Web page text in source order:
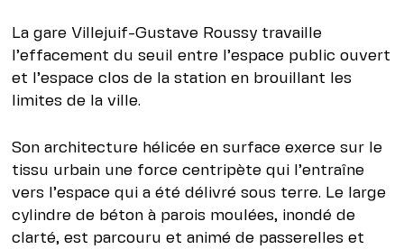
La gare Villejuif-Gustave Roussy travaille
l’effacement du seuil entre l’espace public ouvert
et l’espace clos de la station en brouillant les
limites de la ville.
Son architecture hélicée en surface exerce sur le
tissu urbain une force centripète qui l’entraîne
vers l’espace qui a été délivré sous terre. Le large
cylindre de béton à parois moulées, inondé de
clarté, est parcouru et animé de passerelles et